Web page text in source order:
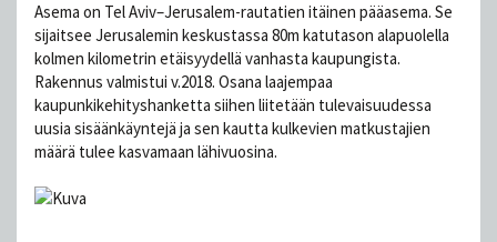
Asema on Tel Aviv–Jerusalem-rautatien itäinen pääasema. Se
sijaitsee Jerusalemin keskustassa 80m katutason alapuolella
kolmen kilometrin etäisyydellä vanhasta kaupungista.
Rakennus valmistui v.2018. Osana laajempaa
kaupunkikehityshanketta siihen liitetään tulevaisuudessa
uusia sisäänkäyntejä ja sen kautta kulkevien matkustajien
määrä tulee kasvamaan lähivuosina.